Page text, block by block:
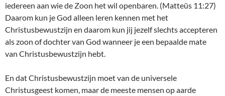
iedereen aan wie de Zoon het wil openbaren. (Matteüs 11:27)
Daarom kun je God alleen leren kennen met het
Christusbewustzijn en daarom kun jij jezelf slechts accepteren
als zoon of dochter van God wanneer je een bepaalde mate
van Christusbewustzijn hebt.
En dat Christusbewustzijn moet van de universele
Christusgeest komen, maar de meeste mensen op aarde